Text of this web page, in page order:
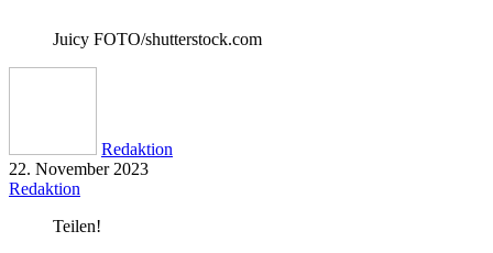
Juicy FOTO/shutterstock.com
Redaktion
22. November 2023
Redaktion
Teilen!